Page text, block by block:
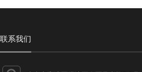
联系我们